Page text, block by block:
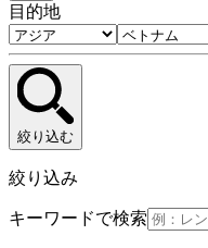
目的地
絞り込む
絞り込み
キーワードで検索